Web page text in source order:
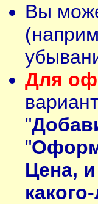
Вы
Для
"
"
Цена,